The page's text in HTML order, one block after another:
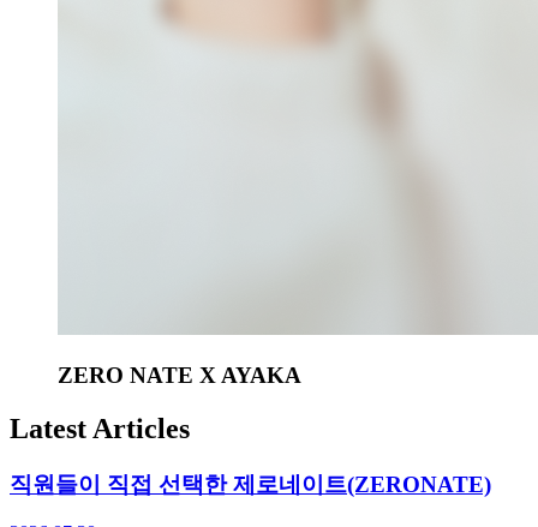
ZERO NATE X AYAKA
Latest Articles
직원들이 직접 선택한 제로네이트(ZERONATE)